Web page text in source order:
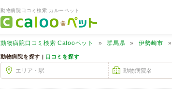
動物病院口コミ検索 カルーペット
動物病院口コミ検索 Calooペット 群馬県 伊勢崎市
動物病院を探す | 口コミを探す